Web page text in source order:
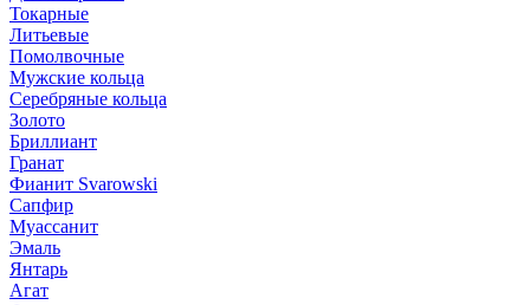
Токарные
Литьевые
Помолвочные
Мужские кольца
Серебряные кольца
Золото
Бриллиант
Гранат
Фианит Svarowski
Сапфир
Муассанит
Эмаль
Янтарь
Агат